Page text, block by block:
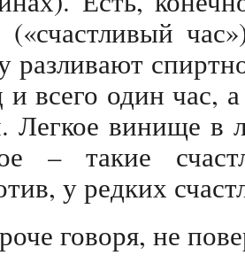
(«счастливый
разливают
и всего один час,
Легкое винище в
– такие
у редких
говоря, не